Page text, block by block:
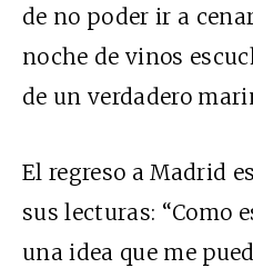
de no poder ir a
noche de vinos
de un verdadero
El regreso a Madrid
sus lecturas: “Como
una idea que me